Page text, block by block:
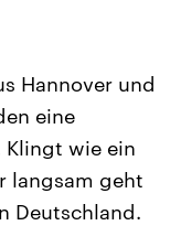
Beiträge,
und
die Vereinigten
mächtigsten Ländern
Hannover und
eine
Klingt wie ein
langsam geht
Deutschland.